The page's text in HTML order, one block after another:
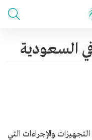
السعودية
والإجراءات التي